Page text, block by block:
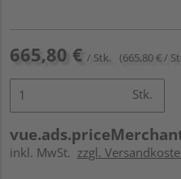
665,80 € / Stk. (665,80 € /
Stk.
inkl. MwSt. zzgl.